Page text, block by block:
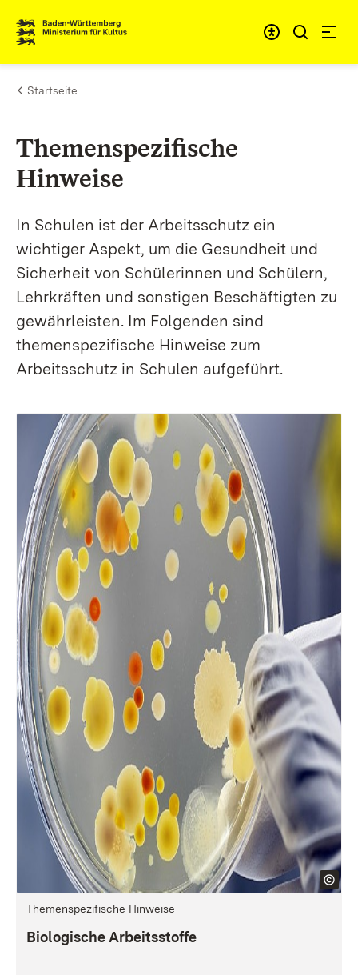
Zum Inhalt springen
Link zur Startseite
Startseite
Themenspezifische
Hinweise
In Schulen ist der Arbeitsschutz ein
wichtiger Aspekt, um die Gesundheit und
Sicherheit von Schülerinnen und Schülern,
Lehrkräften und sonstigen Beschäftigten zu
gewährleisten. Im Folgenden sind
themenspezifische Hinweise zum
Arbeitsschutz in Schulen aufgeführt.
Themenspezifische Hinweise
Biologische Arbeitsstoffe